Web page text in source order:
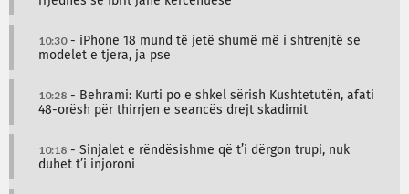
10:30- iPhone 18 mund të jetë shumë më i shtrenjtë se
modelet e tjera, ja pse
10:28 - Behrami: Kurti po e shkel sërish Kushtetutën, afati
48-orësh për thirrjen e seancës drejt skadimit
10:18 - Sinjalet e rëndësishme që t’i dërgon trupi, nuk
duhet t’i injoroni